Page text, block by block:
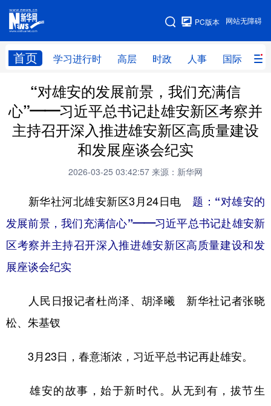
网站无障碍
PC版本
首页 学习进行时 高层 时政 人事 国际 财
网站地图
学习进行时 高层 时政 人事
财经 网评 港澳
思客智库 全球连线
科创 量子
访谈 视频 图片 政务
法律 中央文件 金融 汽车
食品
学术中国 乡村振兴 银龄 溯源中国
城市
文化产业
“对雄安的发展前景，我们充满信
心”——习近平总书记赴雄安新区考察并
主持召开深入推进雄安新区高质量建设
和发展座谈会纪实
2026-03-25 03:42:57 来源：新华网
新华社河北雄安新区3月24日电 题：“对雄安的
发展前景，我们充满信心”——习近平总书记赴雄安新
区考察并主持召开深入推进雄安新区高质量建设和发
展座谈会纪实
人民日报记者杜尚泽、胡泽曦 新华社记者张晓
松、朱基钗
3月23日，春意渐浓，习近平总书记再赴雄安。
雄安的故事，始于新时代。从无到有，拔节生